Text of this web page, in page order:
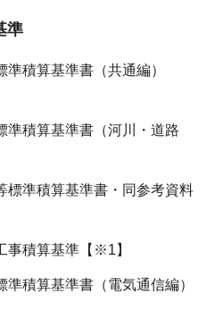
準
積算基準書（共通編）
積算基準書（河川・道路
準積算基準書・同参考資料
積算基準【※1】
積算基準書（電気通信編）